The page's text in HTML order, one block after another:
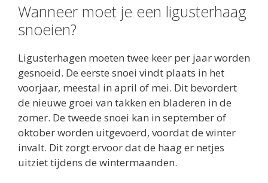
Wanneer moet je een ligusterhaag
snoeien?
Ligusterhagen moeten twee keer per jaar worden
gesnoeid. De eerste snoei vindt plaats in het
voorjaar, meestal in april of mei. Dit bevordert
de nieuwe groei van takken en bladeren in de
zomer. De tweede snoei kan in september of
oktober worden uitgevoerd, voordat de winter
invalt. Dit zorgt ervoor dat de haag er netjes
uitziet tijdens de wintermaanden.